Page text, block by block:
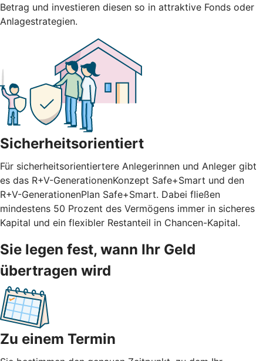
Betrag und investieren diesen so in attraktive Fonds oder
Anlagestrategien.
Sicherheitsorientiert
Für sicherheitsorientiertere Anlegerinnen und Anleger gibt
es das R+V-GenerationenKonzept Safe+Smart und den
R+V-GenerationenPlan Safe+Smart. Dabei fließen
mindestens 50 Prozent des Vermögens immer in sicheres
Kapital und ein flexibler Restanteil in Chancen-Kapital.
Sie legen fest, wann Ihr Geld
übertragen wird
Zu einem Termin